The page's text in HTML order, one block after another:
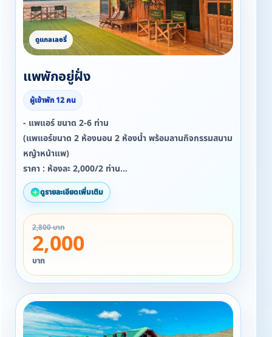
แพพักอยู่ฝั่ง
ผู้เข้าพัก 12 คน
- แพแอร์ ขนาด 2-6 ท่าน
(แพแอร์ขนาด 2 ห้องนอน 2 ห้องน้ำ พร้อมลานกิจกรรมสนาม
หญ้าหน้าแพ)
ราคา : ห้องละ 2,000/2 ท่าน
เหมาหลัง 3,500-4,000 บาท
- แพพัดลม ขนาด 5-8 ท่าน
(แพพัดลมขนาด 3 ห้องนอน 2 ห้องน้ำ สามารถทำครัวได้)
ราคา : หลังละ 3,000/คืน
- แพพัดลม ขนาด 8-12 ท่าน
(แพนันทนา แพพัดลมขนาด 4 ห้องนอน 2 ห้องน้ำ สามารถ
ทำครัวได้)
ราคา : หลังละ 4,000/คืน
ดูรายละเอียดเพิ่มเติม
2,800 บาท
2,000
บาท